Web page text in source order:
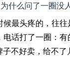
什么问了一圈没
最头疼的，往往
话打了一圈：
不好卖，给不了